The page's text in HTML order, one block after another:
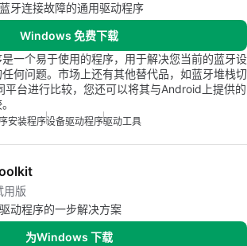
牙连接故障的通用驱动程序
Windows 免费下载
一个易于使用的程序，用于解决您当前的蓝牙设
何问题。市场上还有其他替代品，如蓝牙堆栈切
平台进行比较，您还可以将其与Android上提供的
安装程序设备驱动程序驱动工具
用版
动程序的一步解决方案
为Windows 下载